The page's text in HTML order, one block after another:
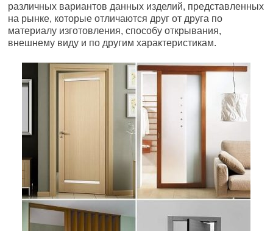
различных вариантов данных изделий, представленных
на рынке, которые отличаются друг от друга по
материалу изготовления, способу открывания,
внешнему виду и по другим характеристикам.